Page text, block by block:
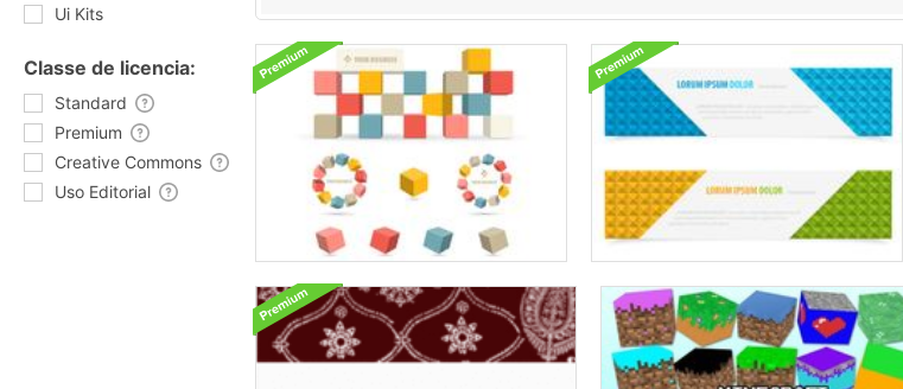
Ui Kits
Classe de licencia:
Standard
Premium
Creative Commons
Uso Editorial